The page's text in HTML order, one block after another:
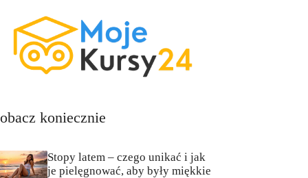
koniecznie
Stopy latem – czego unikać i jak
je pielęgnować, aby były miękkie